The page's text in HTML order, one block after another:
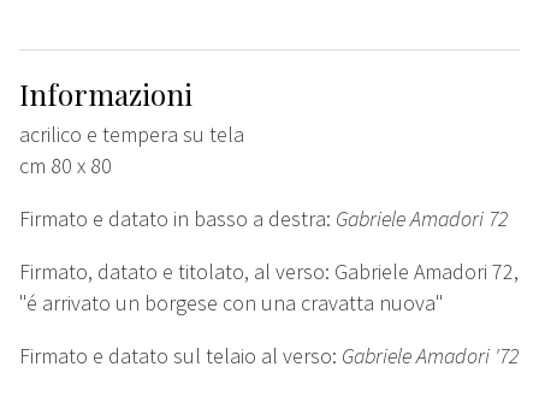
Informazioni
acrilico e tempera su tela
cm 80 x 80
Firmato e datato in basso a destra: Gabriele Amadori 72
Firmato, datato e titolato, al verso: Gabriele Amadori 72,
"é arrivato un borgese con una cravatta nuova"
Firmato e datato sul telaio al verso: Gabriele Amadori '72